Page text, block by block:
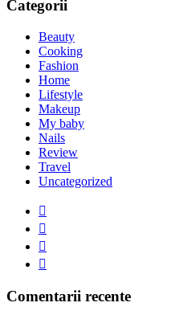
Categorii
Beauty
Cooking
Fashion
Home
Lifestyle
Makeup
My baby
Nails
Review
Travel
Uncategorized
Comentarii recente